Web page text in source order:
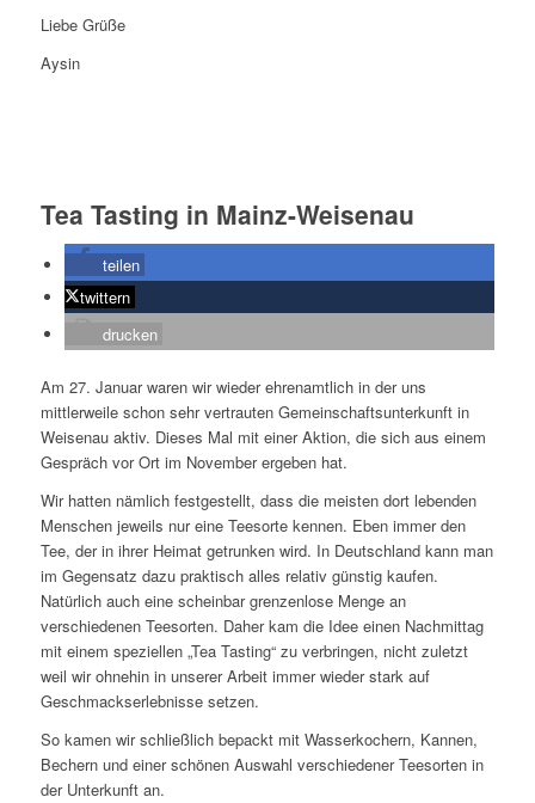
Liebe Grüße
Aysin
Tea Tasting in Mainz-Weisenau
teilen
twittern
drucken
Am 27. Januar waren wir wieder ehrenamtlich in der uns
mittlerweile schon sehr vertrauten Gemeinschaftsunterkunft in
Weisenau aktiv. Dieses Mal mit einer Aktion, die sich aus einem
Gespräch vor Ort im November ergeben hat.
Wir hatten nämlich festgestellt, dass die meisten dort lebenden
Menschen jeweils nur eine Teesorte kennen. Eben immer den
Tee, der in ihrer Heimat getrunken wird. In Deutschland kann man
im Gegensatz dazu praktisch alles relativ günstig kaufen.
Natürlich auch eine scheinbar grenzenlose Menge an
verschiedenen Teesorten. Daher kam die Idee einen Nachmittag
mit einem speziellen „Tea Tasting“ zu verbringen, nicht zuletzt
weil wir ohnehin in unserer Arbeit immer wieder stark auf
Geschmackserlebnisse setzen.
So kamen wir schließlich bepackt mit Wasserkochern, Kannen,
Bechern und einer schönen Auswahl verschiedener Teesorten in
der Unterkunft an.